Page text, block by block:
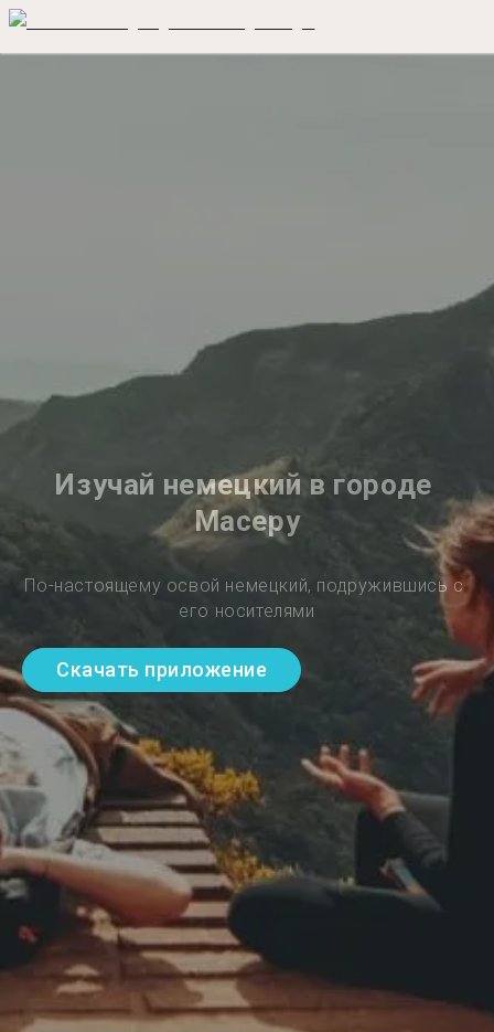
Изучай немецкий в городе
Масеру
По-настоящему освой немецкий, подружившись с
его носителями
Скачать приложение